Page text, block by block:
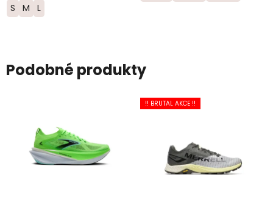
S M L
Podobné produkty
!! BRUTAL AKCE !!